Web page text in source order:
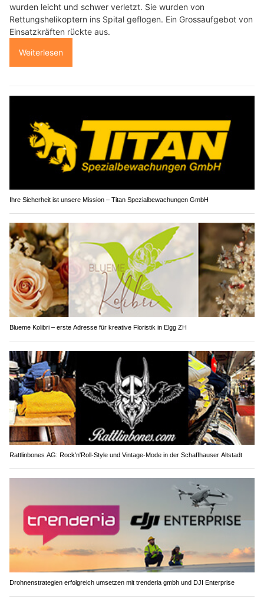
wurden leicht und schwer verletzt. Sie wurden von
Rettungshelikoptern ins Spital geflogen. Ein Grossaufgebot von
Einsatzkräften rückte aus.
Weiterlesen
Ihre Sicherheit ist unsere Mission – Titan Spezialbewachungen GmbH
Blueme Kolibri – erste Adresse für kreative Floristik in Elgg ZH
Rattlinbones AG: Rock'n'Roll-Style und Vintage-Mode in der Schaffhauser Altstadt
Drohnenstrategien erfolgreich umsetzen mit trenderia gmbh und DJI Enterprise